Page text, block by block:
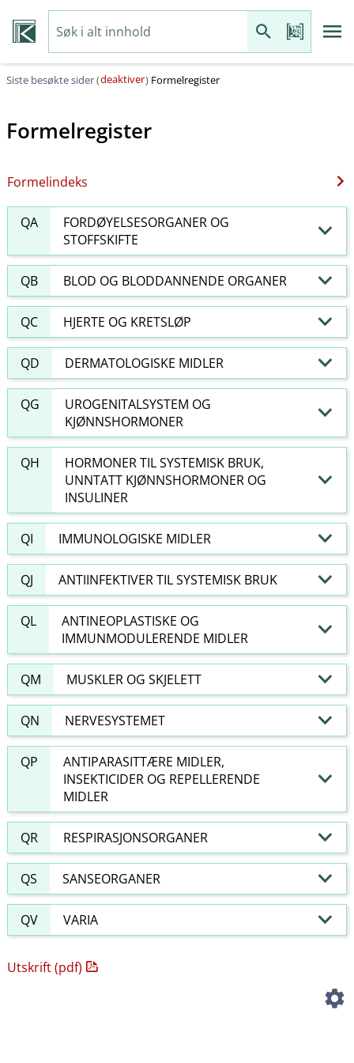
Siste besøkte sider (deaktiver) Formelregister
Formelregister
Formelindeks
QA
FORDØYELSESORGANER OG
STOFFSKIFTE
QB BLOD OG BLODDANNENDE ORGANER
QC HJERTE OG KRETSLØP
QD DERMATOLOGISKE MIDLER
QG
UROGENITALSYSTEM OG
KJØNNSHORMONER
QH
HORMONER TIL SYSTEMISK BRUK,
UNNTATT KJØNNSHORMONER OG
INSULINER
QI IMMUNOLOGISKE MIDLER
QJ ANTIINFEKTIVER TIL SYSTEMISK BRUK
QL
ANTINEOPLASTISKE OG
IMMUNMODULERENDE MIDLER
QM MUSKLER OG SKJELETT
QN NERVESYSTEMET
QP
ANTIPARASITTÆRE MIDLER,
INSEKTICIDER OG REPELLERENDE
MIDLER
QR RESPIRASJONSORGANER
QS SANSEORGANER
QV VARIA
Utskrift (pdf)